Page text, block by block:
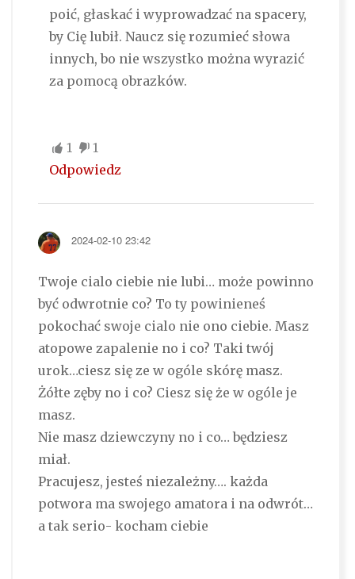
poić, głaskać i wyprowadzać na spacery,
by Cię lubił. Naucz się rozumieć słowa
innych, bo nie wszystko można wyrazić
za pomocą obrazków.
1
1
Odpowiedz
2024-02-10 23:42
Twoje cialo ciebie nie lubi… może powinno
być odwrotnie co? To ty powinieneś
pokochać swoje cialo nie ono ciebie. Masz
atopowe zapalenie no i co? Taki twój
urok…ciesz się ze w ogóle skórę masz.
Żółte zęby no i co? Ciesz się że w ogóle je
masz.
Nie masz dziewczyny no i co… będziesz
miał.
Pracujesz, jesteś niezależny…. każda
potwora ma swojego amatora i na odwrót…
a tak serio- kocham ciebie